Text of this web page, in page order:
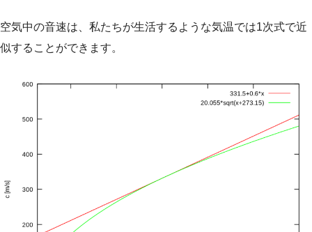
空気中の音速は、私たちが生活するような気温では1次式で近
似することができます。